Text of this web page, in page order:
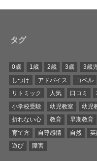
タグ
0歳 1歳 2歳 3歳 3歳
しつけ
アドバイス コペル
リトミック
人気 口コミ
小学校受験
幼児教室 幼児
折れない心
教育 早期教育
育て方
自尊感情 自然
遊び
障害